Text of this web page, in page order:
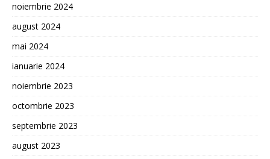
noiembrie 2024
august 2024
mai 2024
ianuarie 2024
noiembrie 2023
octombrie 2023
septembrie 2023
august 2023